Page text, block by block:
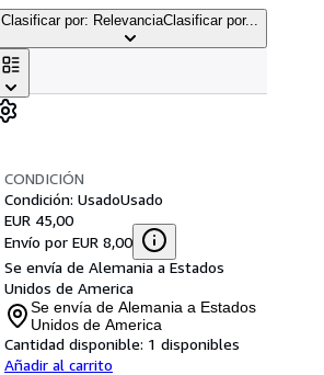
Clasificar por: RelevanciaClasificar por...
CONDICIÓN
Condición: UsadoUsado
EUR 45,00
Envío por EUR 8,00
Se envía de Alemania a Estados
Unidos de America
Se envía de Alemania a Estados
Unidos de America
Cantidad disponible: 1 disponibles
Añadir al carrito